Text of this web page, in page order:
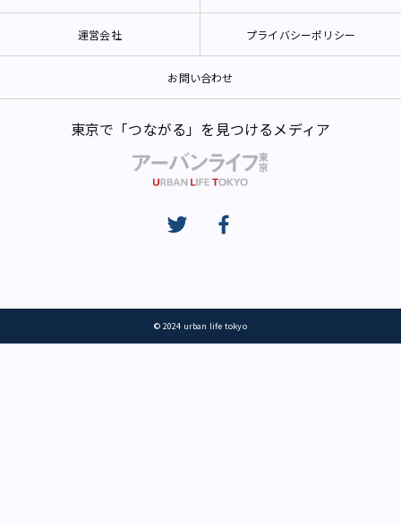
運営会社 プライバシーポリシー
お問い合わせ
東京で「つながる」を見つけるメディア
© 2024 urban life tokyo